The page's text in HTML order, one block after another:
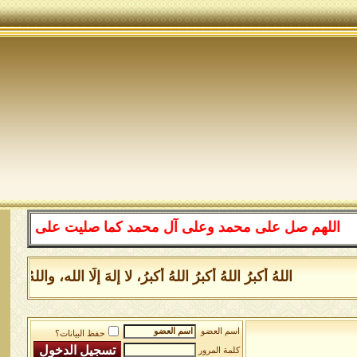
صل على محمد وعلى آل محمد كما صليت على إبراهيم
اللهُ أكبرُ اللهُ أكبرُ اللهُ أكبرُ، لا إلهَ إلَّا الله،
اسم العضو
حفظ البيانات؟
كلمة المرور